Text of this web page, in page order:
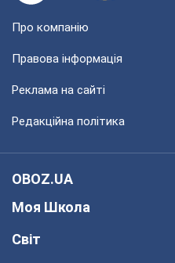
Про компанію
Правова інформація
Реклама на сайті
Редакційна політика
OBOZ.UA
Моя Школа
Світ